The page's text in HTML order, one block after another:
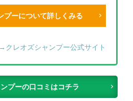
プーについて詳しくみる
→クレオズシャンプー公式サイト
プーの口コミはコチラ